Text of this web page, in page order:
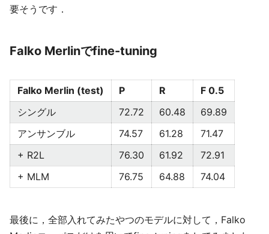
要そうです．
Falko Merlinでfine-tuning
Falko Merlin (test) P R
F 0.5
シングル
72.72 60.48
69.89
アンサンブル
74.57 61.28
71.47
+ R2L
76.30 61.92
72.91
+ MLM
76.75 64.88 74.04
最後に，全部入れてみたやつのモデルに対して，Falko